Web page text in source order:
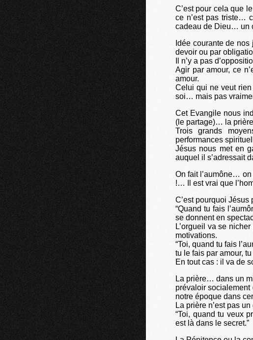
C’est pour cela que
ce n’est pas triste…
cadeau de Dieu… un
Idée courante de
devoir ou par
Il n’y a pas
Agir par amour, ce
amour.
Celui qui ne veut
soi… mais pas
Cet Evangile nous
(le partage)… la
Trois grands
performances
Jésus nous met en
auquel il s’adressait
On fait l’aumône…
!… Il est vrai que
C’est pourquoi Jésus
“Quand tu fais
se donnent en
L’orgueil va se
motivations.
“Toi, quand tu fais
tu le fais par amour,
En tout cas : il va de
La prière… dans un
prévaloir
notre époque dans
La prière n’est pas
“Toi, quand tu veux
est là dans le secret.”